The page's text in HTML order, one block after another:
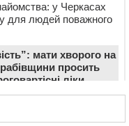
у Черкасах
для людей поважного
мати хворого на
просить
ліки
очільницю відділу
за завищеною